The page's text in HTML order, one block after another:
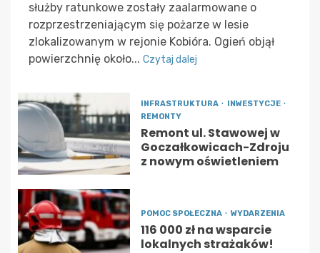
służby ratunkowe zostały zaalarmowane o
rozprzestrzeniającym się pożarze w lesie
zlokalizowanym w rejonie Kobióra. Ogień objął
powierzchnię około... Czytaj dalej
INFRASTRUKTURA
INWESTYCJE
REMONTY
Remont ul. Stawowej w
Goczałkowicach-Zdroju
z nowym oświetleniem
POMOC SPOŁECZNA WYDARZENIA
116 000 zł na wsparcie
lokalnych strażaków!